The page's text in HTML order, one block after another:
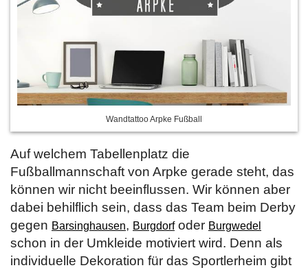
Wandtattoo Arpke Fußball
Auf welchem Tabellenplatz die
Fußballmannschaft von Arpke gerade steht, das
können wir nicht beeinflussen. Wir können aber
dabei behilflich sein, dass das Team beim Derby
gegen Barsinghausen, Burgdorfoder Burgwedel
schon in der Umkleide motiviert wird. Denn als
individuelle Dekoration für das Sportlerheim gibt